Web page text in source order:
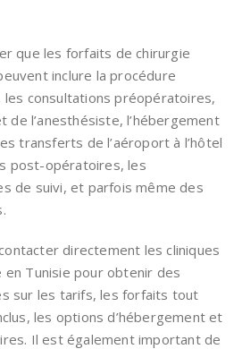
que les forfaits de chirurgie
inclure la procédure
les consultations préopératoires,
de l’anesthésiste, l’hébergement
transferts de l’aéroport à l’hôtel
post-opératoires, les
de suivi, et parfois même des
directement les cliniques
Tunisie pour obtenir des
sur les tarifs, les forfaits tout
les options d’hébergement et
Il est également important de